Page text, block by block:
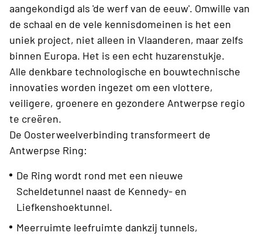
aangekondigd als 'de werf van de eeuw'. Omwille van
de schaal en de vele kennisdomeinen is het een
uniek project, niet alleen in Vlaanderen, maar zelfs
binnen Europa. Het is een echt huzarenstukje.
Alle denkbare technologische en bouwtechnische
innovaties worden ingezet om een vlottere,
veiligere, groenere en gezondere Antwerpse regio
te creëren.
De Oosterweelverbinding transformeert de
Antwerpse Ring:
De Ring wordt rond met een nieuwe
Scheldetunnel naast de Kennedy- en
Liefkenshoektunnel.
Meerruimte leefruimte dankzij tunnels,